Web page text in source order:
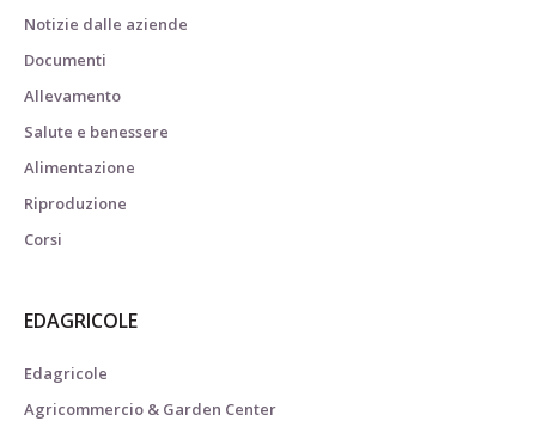
Notizie dalle aziende
Documenti
Allevamento
Salute e benessere
Alimentazione
Riproduzione
Corsi
EDAGRICOLE
Edagricole
Agricommercio & Garden Center